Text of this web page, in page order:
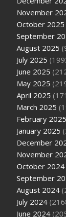
November
October 2025
September
August 2025
July 2025
June 2025
May 2025
April 2025
March 2025
February 2025
January 2025
December
November
October 2024
September
August 2024
July 2024
June 2024